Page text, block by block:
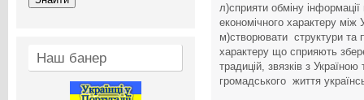
Наш банер
л)сприяти обміну
економічного характеру
м)створювати структури та
характеру що сприяють
традицій, звязків з
громадського життя